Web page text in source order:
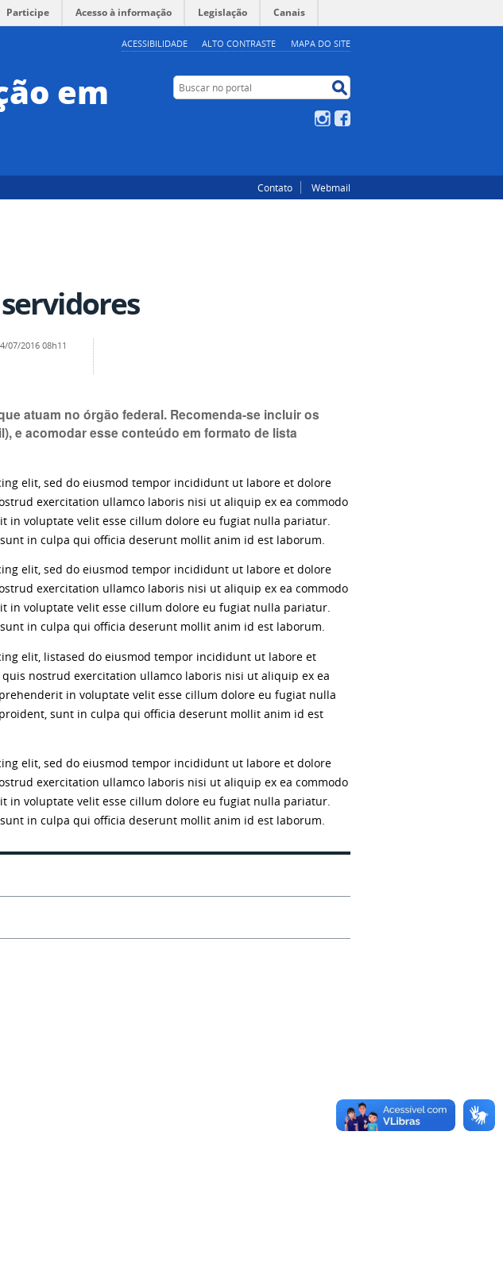
ACESSIBILIDADE ALTO CONTRASTE MAPA DO SITE
Participe Acesso à informação Legislação Canais
em Buscar no portal
Instagram
Contato Webmail
07/2016 08h11
atuam no órgão federal. Recomenda-se incluir os
e acomodar esse conteúdo em formato de lista
elit, sed do eiusmod tempor incididunt ut labore et dolore
exercitation ullamco laboris nisi ut aliquip ex ea commodo
in voluptate velit esse cillum dolore eu fugiat nulla pariatur.
in culpa qui officia deserunt mollit anim id est laborum.
elit, sed do eiusmod tempor incididunt ut labore et dolore
exercitation ullamco laboris nisi ut aliquip ex ea commodo
in voluptate velit esse cillum dolore eu fugiat nulla pariatur.
in culpa qui officia deserunt mollit anim id est laborum.
elit, listased do eiusmod tempor incididunt ut labore et
nostrud exercitation ullamco laboris nisi ut aliquip ex ea
in voluptate velit esse cillum dolore eu fugiat nulla
sunt in culpa qui officia deserunt mollit anim id est
elit, sed do eiusmod tempor incididunt ut labore et dolore
exercitation ullamco laboris nisi ut aliquip ex ea commodo
in voluptate velit esse cillum dolore eu fugiat nulla pariatur.
in culpa qui officia deserunt mollit anim id est laborum.